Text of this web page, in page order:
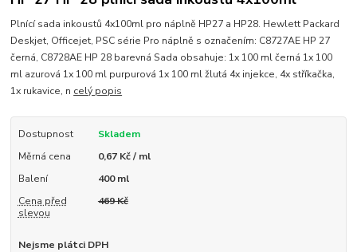
Plnící sada inkoustů 4x100ml pro náplně HP27 a HP28. Hewlett Packard
Deskjet, Officejet, PSC série Pro náplně s označením: C8727AE HP 27
černá, C8728AE HP 28 barevná Sada obsahuje: 1x 100 ml černá 1x 100
ml azurová 1x 100 ml purpurová 1x 100 ml žlutá 4x injekce, 4x stříkačka,
1x rukavice, n celý popis
Dostupnost
Skladem
Měrná cena
0,67 Kč / ml
Balení
400 ml
Cena před
slevou
469 Kč
Nejsme plátci DPH